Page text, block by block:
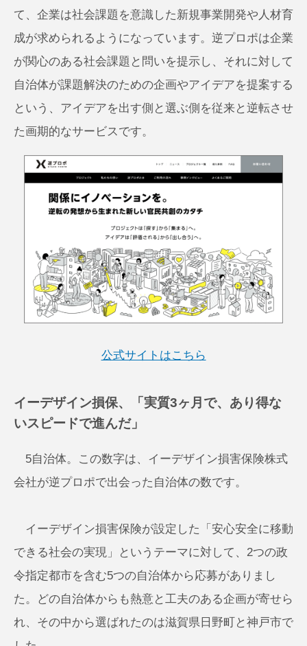
て、企業は社会課題を意識した新規事業開発や人材育
成が求められるようになっています。逆プロポは企業
が関心のある社会課題と問いを提示し、それに対して
自治体が課題解決のための企画やアイデアを提案する
という、アイデアを出す側と選ぶ側を従来と逆転させ
た画期的なサービスです。
公式サイトはこちら
イーデザイン損保、「実質3ヶ月で、あり得な
いスピードで進んだ」
5自治体。この数字は、イーデザイン損害保険株式
会社が逆プロポで出会った自治体の数です。
イーデザイン損害保険が設定した「安心安全に移動
できる社会の実現」というテーマに対して、2つの政
令指定都市を含む5つの自治体から応募がありまし
た。どの自治体からも熱意と工夫のある企画が寄せら
れ、その中から選ばれたのは滋賀県日野町と神戸市で